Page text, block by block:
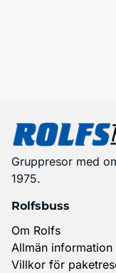
Gruppresor med
1975.
Rolfsbuss
Om Rolfs
Allmän information
Villkor för